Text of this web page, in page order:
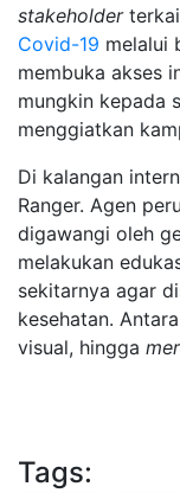
stakeholder
Covid-19 melalui
membuka akses
mungkin kepada
menggiatkan
Di kalangan
Ranger. Agen
digawangi oleh
melakukan
sekitarnya agar
kesehatan.
visual, hingga
Tags: